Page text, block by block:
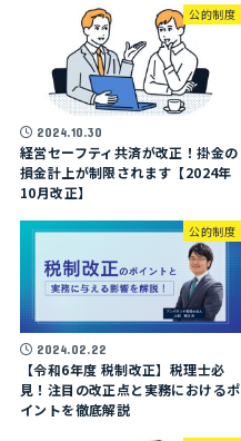
公的制度
2024.10.30
経営セーフティ共済が改正！掛金の
損金計上が制限されます【2024年
10月改正】
公的制度
2024.02.22
【令和6年度 税制改正】税理士必
見！注目の改正点と実務におけるポ
イントを徹底解説